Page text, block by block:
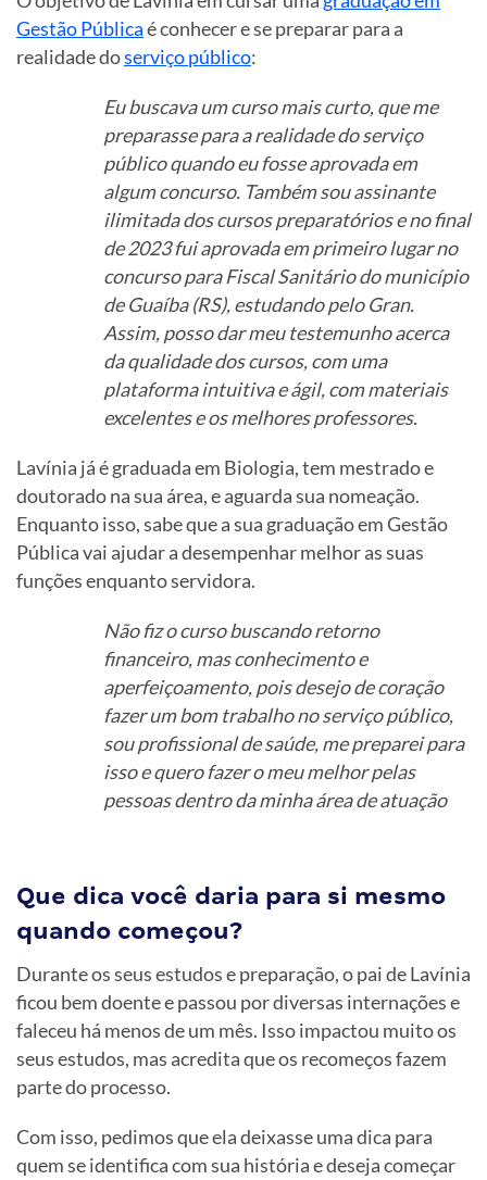
Gestão Públicaé conhecer e se preparar para a
realidade doserviço público:
Eu buscava um curso mais curto, que me
preparasse para a realidade do serviço
público quando eu fosse aprovada em
algum concurso. Também sou assinante
ilimitada dos cursos preparatórios e no final
de 2023 fui aprovada em primeiro lugar no
concurso para Fiscal Sanitário do município
de Guaíba (RS), estudando pelo Gran.
Assim, posso dar meu testemunho acerca
da qualidade dos cursos, com uma
plataforma intuitiva e ágil, com materiais
excelentes e os melhores professores.
Lavínia já é graduada em Biologia, tem mestrado e
doutorado na sua área, e aguarda sua nomeação.
Enquanto isso, sabe que a sua graduação em Gestão
Pública vai ajudar a desempenhar melhor as suas
funções enquanto servidora.
Não fiz o curso buscando retorno
financeiro, mas conhecimento e
aperfeiçoamento, pois desejo de coração
fazer um bom trabalho no serviço público,
sou profissional de saúde, me preparei para
isso e quero fazer o meu melhor pelas
pessoas dentro da minha área de atuação
Que dica você daria para si mesmo
quando começou?
Durante os seus estudos e preparação, o pai de Lavínia
ficou bem doente e passou por diversas internações e
faleceu há menos de um mês. Isso impactou muito os
seus estudos, mas acredita que os recomeços fazem
parte do processo.
Com isso, pedimos que ela deixasse uma dica para
quem se identifica com sua história e deseja começar